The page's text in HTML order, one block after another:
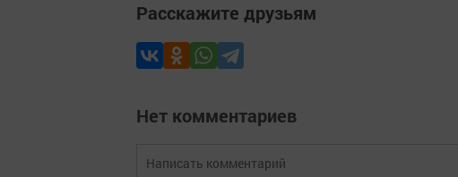
Расскажите друзьям
Нет комментариев